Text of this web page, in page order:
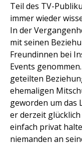
Teil des TV-
immer wieder
In der
mit seinen
Freundinnen bei
Events
geteilten
ehemaligen
geworden um das
er derzeit
einfach privat
niemanden an